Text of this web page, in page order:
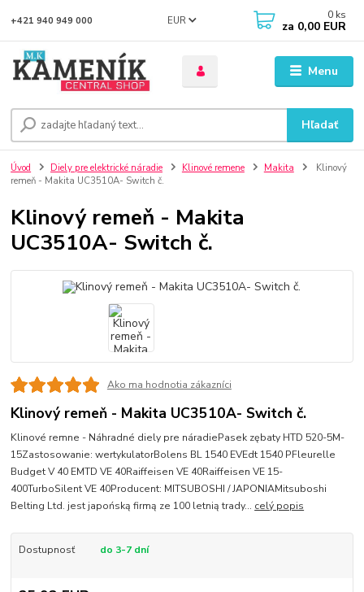
Menu
EUR
Hľadať
+421 940 949 000 0 ks
za 0,00 EUR
Úvod Diely pre elektrické náradie Klinové remene Makita
Klinový
remeň - Makita UC3510A- Switch č.
Klinový remeň - Makita
UC3510A- Switch č.
Ako ma hodnotia zákazníci
Klinový remeň - Makita UC3510A- Switch č.
Klinové remne - Náhradné diely pre náradiePasek zębaty HTD 520-5M-
15Zastosowanie: wertykulatorBolens BL 1540 EVEdt 1540 PFleurelle
Budget V 40 EMTD VE 40Raiffeisen VE 40Raiffeisen VE 15-
400TurboSilent VE 40Producent: MITSUBOSHI / JAPONIAMitsuboshi
Belting Ltd. jest japońską firmą ze 100 letnią trady... celý popis
Dostupnosť do 3-7 dní